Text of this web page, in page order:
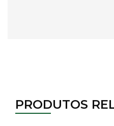
PRODUTOS